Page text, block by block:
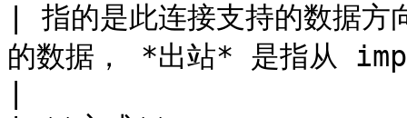
| 指的是此连接支持的数据
的数据， *出站* 是指从